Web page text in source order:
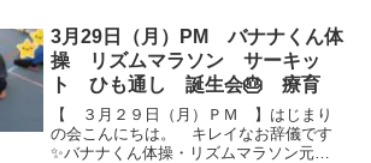
キット１周目！！ サーキット２周目！！
大きなボ...
3月29日（月）PM バナナくん体
操 リズムマラソン サーキッ
ト ひも通し 誕生会🎂 療育
【 ３月２９日（月）ＰＭ 】はじまり
の会こんにちは。 キレイなお辞儀です
✨バナナくん体操・リズムマラソン元気